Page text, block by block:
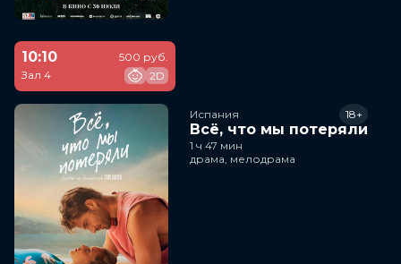
10:10
Зал 4
500 руб.
2D
Испания
Всё, что мы потеряли
18+
1 ч 47 мин
драма, мелодрама